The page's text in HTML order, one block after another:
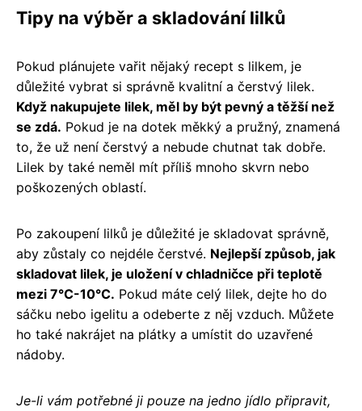
Tipy na výběr a skladování lilků
Pokud plánujete vařit nějaký recept s lilkem, je
důležité vybrat si správně kvalitní a čerstvý lilek.
Když nakupujete lilek, měl by být pevný a těžší než
se zdá. Pokud je na dotek měkký a pružný, znamená
to, že už není čerstvý a nebude chutnat tak dobře.
Lilek by také neměl mít příliš mnoho skvrn nebo
poškozených oblastí.
Po zakoupení lilků je důležité je skladovat správně,
aby zůstaly co nejdéle čerstvé. Nejlepší způsob, jak
skladovat lilek, je uložení v chladničce při teplotě
mezi 7°C-10°C. Pokud máte celý lilek, dejte ho do
sáčku nebo igelitu a odeberte z něj vzduch. Můžete
ho také nakrájet na plátky a umístit do uzavřené
nádoby.
Je-li vám potřebné ji pouze na jedno jídlo připravit,